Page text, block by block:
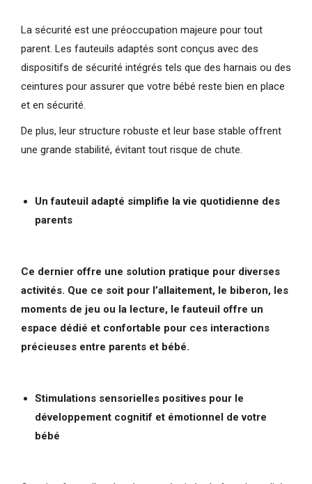
La sécurité est une préoccupation majeure pour tout
parent. Les fauteuils adaptés sont conçus avec des
dispositifs de sécurité intégrés tels que des harnais ou des
ceintures pour assurer que votre bébé reste bien en place
et en sécurité.
De plus, leur structure robuste et leur base stable offrent
une grande stabilité, évitant tout risque de chute.
Un fauteuil adapté simplifie la vie quotidienne des
parents
Ce dernier offre une solution pratique pour diverses
activités. Que ce soit pour l’allaitement, le biberon, les
moments de jeu ou la lecture, le fauteuil offre un
espace dédié et confortable pour ces interactions
précieuses entre parents et bébé.
Stimulations sensorielles positives pour le
développement cognitif et émotionnel de votre
bébé